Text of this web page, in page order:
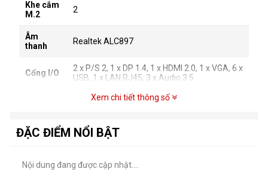
Khe cắm
M.2
2
Âm
thanh
Realtek ALC897
Cổng I/O
2 x P/S 2, 1 x DP 1.4, 1 x HDMI 2.0, 1 x VGA, 6 x
USB, 1 x LAN RJ45, 3 x Audio 3.5
Trọng
lượng
-
Tính
năng
Hỗ trợ CPU công suất lên đến 300W
Thiết kế Tripple Power Phase VRM
Xem chi tiết thông số
ĐẶC ĐIỂM NỔI BẬT
Nội dung đang được cập nhật....